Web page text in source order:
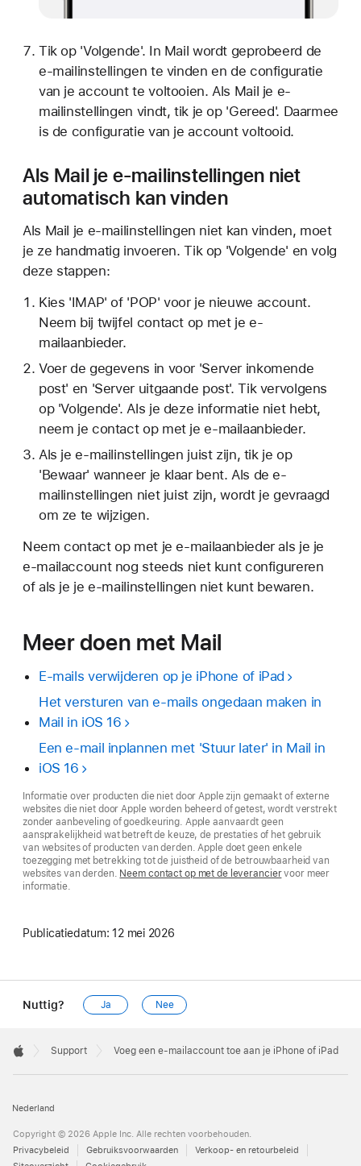
Tik op 'Volgende'. In Mail wordt geprobeerd de
e-mailinstellingen te vinden en de configuratie
van je account te voltooien. Als Mail je e-
mailinstellingen vindt, tik je op 'Gereed'. Daarmee
is de configuratie van je account voltooid.
Als Mail je e-mailinstellingen niet
automatisch kan vinden
Als Mail je e-mailinstellingen niet kan vinden, moet
je ze handmatig invoeren. Tik op 'Volgende' en volg
deze stappen:
Kies 'IMAP' of 'POP' voor je nieuwe account.
Neem bij twijfel contact op met je e-
mailaanbieder.
Voer de gegevens in voor 'Server inkomende
post' en 'Server uitgaande post'. Tik vervolgens
op 'Volgende'. Als je deze informatie niet hebt,
neem je contact op met je e-mailaanbieder.
Als je e-mailinstellingen juist zijn, tik je op
'Bewaar' wanneer je klaar bent. Als de e-
mailinstellingen niet juist zijn, wordt je gevraagd
om ze te wijzigen.
Neem contact op met je e-mailaanbieder als je je
e-mailaccount nog steeds niet kunt configureren
of als je je e-mailinstellingen niet kunt bewaren.
Meer doen met Mail
E-mails verwijderen op je iPhone of iPad
Het versturen van e‑mails ongedaan maken in
Mail in iOS 16
Een e‑mail inplannen met 'Stuur later' in Mail in
iOS 16
Informatie over producten die niet door Apple zijn gemaakt of externe
websites die niet door Apple worden beheerd of getest, wordt verstrekt
zonder aanbeveling of goedkeuring. Apple aanvaardt geen
aansprakelijkheid wat betreft de keuze, de prestaties of het gebruik
van websites of producten van derden. Apple doet geen enkele
toezegging met betrekking tot de juistheid of de betrouwbaarheid van
websites van derden. Neem contact op met de leveranciervoor meer
informatie.
Publicatiedatum: 12 mei 2026
Nuttig? Ja Nee
Footer

Support Voeg een e-mailaccount toe aan je iPhone of iPad
Nederland
Copyright © 2026 Apple Inc. Alle rechten voorbehouden.
Privacybeleid
Gebruiksvoorwaarden
Verkoop- en retourbeleid